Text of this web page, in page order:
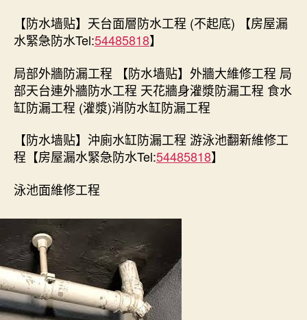
【防水墙贴】天台面層防水工程 (不起底) 【房屋漏
水緊急防水Tel:54485818】
局部外牆防漏工程 【防水墙贴】外牆大維修工程 局
部天台連外牆防水工程 天花牆身灌漿防漏工程 食水
缸防漏工程 (灌漿)消防水缸防漏工程
【防水墙贴】沖廁水缸防漏工程 游泳池翻新維修工
程【房屋漏水緊急防水Tel:54485818】
泳池面維修工程